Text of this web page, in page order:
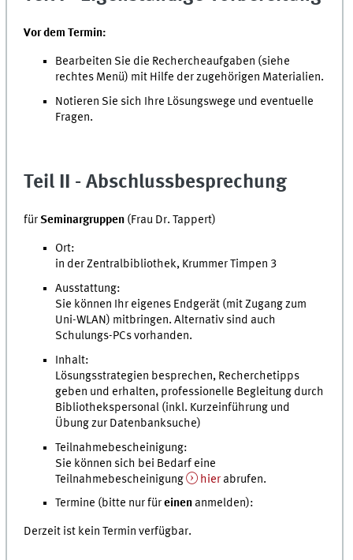
Vor dem Termin:
Bearbeiten Sie die Rechercheaufgaben (siehe
rechtes Menü) mit Hilfe der zugehörigen Materialien.
Notieren Sie sich Ihre Lösungswege und eventuelle
Fragen.
Teil II - Abschlussbesprechung
fürSeminargruppen (Frau Dr. Tappert)
Ort:
in der Zentralbibliothek, Krummer Timpen 3
Ausstattung:
Sie können Ihr eigenes Endgerät (mit Zugang zum
Uni-WLAN) mitbringen. Alternativ sind auch
Schulungs-PCs vorhanden.
Inhalt:
Lösungsstrategien besprechen, Recherchetipps
geben und erhalten, professionelle Begleitung durch
Bibliothekspersonal (inkl. Kurzeinführung und
Übung zur Datenbanksuche)
Teilnahmebescheinigung:
Sie können sich bei Bedarf eine
Teilnahmebescheinigung
hier abrufen.
Termine (bitte nur füreinen anmelden):
Derzeit ist kein Termin verfügbar.